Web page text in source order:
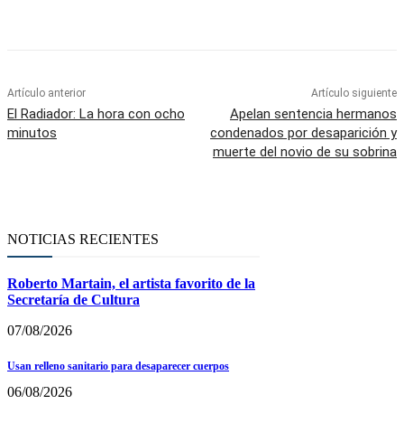
Artículo anterior
El Radiador: La hora con ocho
minutos
Artículo siguiente
Apelan sentencia hermanos
condenados por desaparición y
muerte del novio de su sobrina
NOTICIAS RECIENTES
Roberto Martain, el artista favorito de la
Secretaría de Cultura
07/08/2026
Usan relleno sanitario para desaparecer cuerpos
06/08/2026